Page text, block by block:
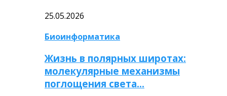
25.05.2026
Биоинформатика
Жизнь в полярных широтах:
молекулярные механизмы
поглощения света…